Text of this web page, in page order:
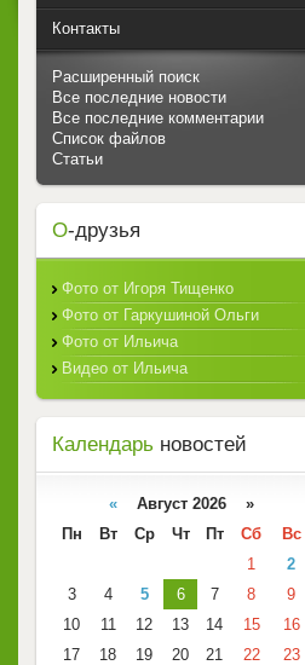
Контакты
Расширенный поиск
Все последние новости
Все последние комментарии
Список файлов
Статьи
О-друзья
Фото от Игоря Тищенко
Фото от Гаркушиной Ольги
Фото от Ильича
Видео от Ильича
Календарь новостей
« Август 2026 »
Пн
Вт Ср Чт Пт Сб
Вс
1
2
3
4 5 6 7 8
9
10
11 12 13 14 15
16
17
18 19 20 21 22
23